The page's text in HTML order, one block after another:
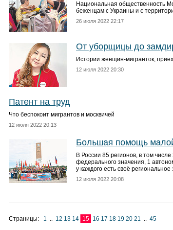
Национальная общественность
беженцам с Украины и с
26 июля 2022 22:17
От уборщицы до
Истории женщин-мигранток,
12 июля 2022 20:30
Патент на труд
Что беспокоит мигрантов и москвичей
12 июля 2022 20:13
Большая помощь
В России 85 регионов, в том
федерального значения, 1
у каждого есть своё
12 июля 2022 20:08
Страницы: 1 .. 12 13 14 15 16 17 18 19 20 21 .. 45